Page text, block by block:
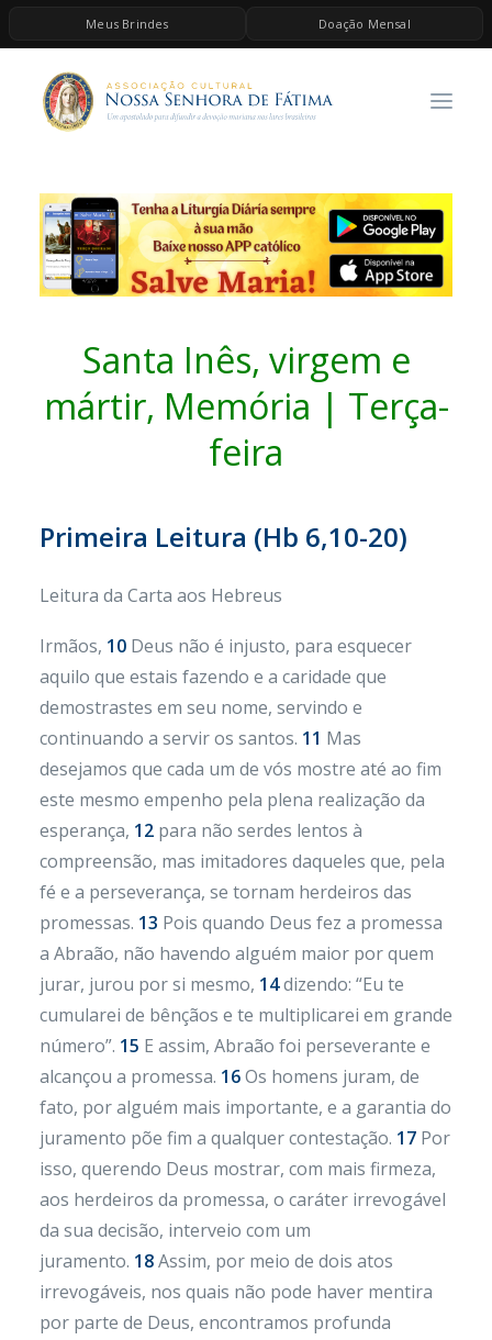
Meus Brindes Doação Mensal
HOME
A ASSOCIAÇÃO
ESPIRITUALIDADE
AS MELHORES MÚSICAS CATÓLICAS
BRINDES
Santa Inês, virgem e
mártir, Memória | Terça-
feira
Primeira Leitura (Hb 6,10-20)
Leitura da Carta aos Hebreus
Irmãos, 10 Deus não é injusto, para esquecer
aquilo que estais fazendo e a caridade que
demostrastes em seu nome, servindo e
continuando a servir os santos. 11 Mas
desejamos que cada um de vós mostre até ao fim
este mesmo empenho pela plena realização da
esperança, 12 para não serdes lentos à
compreensão, mas imitadores daqueles que, pela
fé e a perseverança, se tornam herdeiros das
promessas. 13 Pois quando Deus fez a promessa
a Abraão, não havendo alguém maior por quem
jurar, jurou por si mesmo, 14dizendo: “Eu te
cumularei de bênçãos e te multiplicarei em grande
número”. 15 E assim, Abraão foi perseverante e
alcançou a promessa. 16Os homens juram, de
fato, por alguém mais importante, e a garantia do
juramento põe fim a qualquer contestação. 17 Por
isso, querendo Deus mostrar, com mais firmeza,
aos herdeiros da promessa, o caráter irrevogável
da sua decisão, interveio com um
juramento. 18Assim, por meio de dois atos
irrevogáveis, nos quais não pode haver mentira
por parte de Deus, encontramos profunda